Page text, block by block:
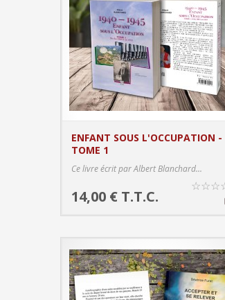
ENFANT SOUS L'OCCUPATION -
TOME 1
Ce livre écrit par Albert Blanchard...
14,00 € T.T.C.
☆☆☆